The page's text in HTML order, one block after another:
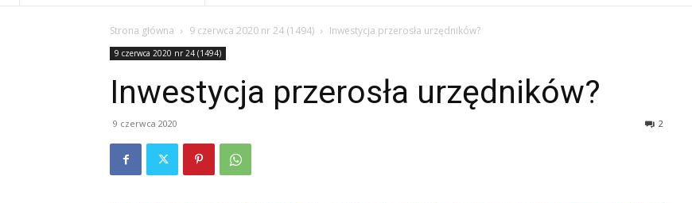
Strona główna 9 czerwca 2020 nr 24 (1494) Inwestycja przerosła urzędników?
9 czerwca 2020 nr 24 (1494)
Inwestycja przerosła urzędników?
9 czerwca 2020 2